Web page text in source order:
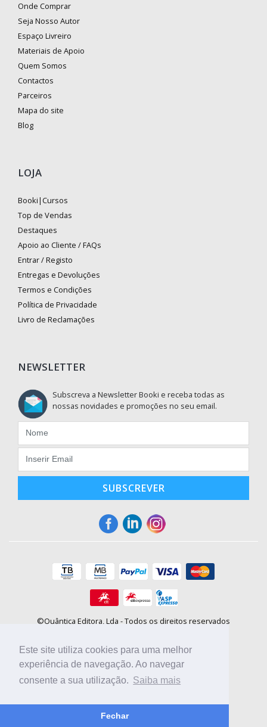
Este site utiliza cookies para uma melhor
experiência de navegação. Ao navegar
consente a sua utilização. Saiba mais
Fechar
Onde Comprar
Seja Nosso Autor
Espaço Livreiro
Materiais de Apoio
Quem Somos
Contactos
Parceiros
Mapa do site
Blog
LOJA
Booki|Cursos
Top de Vendas
Destaques
Apoio ao Cliente / FAQs
Entrar / Registo
Entregas e Devoluções
Termos e Condições
Política de Privacidade
Livro de Reclamações
NEWSLETTER
Subscreva a Newsletter Booki e receba todas as
nossas novidades e promoções no seu email.
SUBSCREVER
©Quântica Editora, Lda - Todos os direitos reservados
E-mail: info@booki.pt
Tel.: +351 220 104 872(custo de chamada para a rede fixa